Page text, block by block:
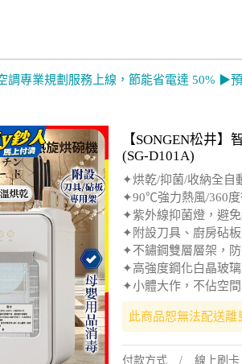
調專業規劃服務上線，節能省電達 50% ▶
【SONGEN松井
(SG-D101A)
✦烘乾/抑菌/收納全自
✦90℃強力熱風/360度
✦紫外線抑菌燈，避
✦附設刀具、廚房砧
✦不鏽鋼雙層層架，
✦高強度鋼化白晶玻
✦小體大作，不佔空
此商品恕無法配送離
付款方式
線上刷